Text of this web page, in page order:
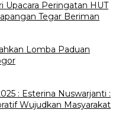
Upacara Peringatan HUT
Tegar Beriman
Lomba Paduan
: Esterina Nuswarjanti :
Wujudkan Masyarakat